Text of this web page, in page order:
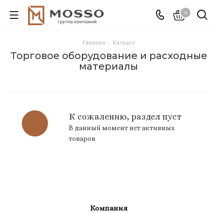
0
Главная - Каталог
Торговое оборудование и расходные
материалы
К сожалению, раздел пуст
В данный момент нет активных
товаров
Компания